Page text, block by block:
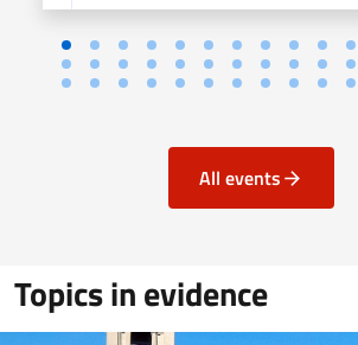
All events
Topics in evidence